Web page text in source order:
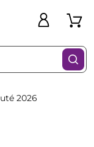
2026
Filtres